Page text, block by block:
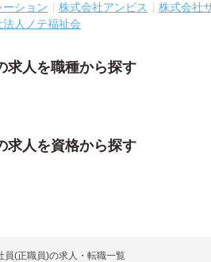
ション 株式会社アンビス
株式会社
法人ノテ福祉会
求人を職種から探す
求人を資格から探す
員(正職員)の求人・転職一覧